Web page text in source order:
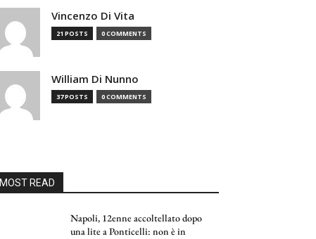
Vincenzo Di Vita
21 POSTS 0 COMMENTS
William Di Nunno
37 POSTS 0 COMMENTS
MOST READ
Napoli, 12enne accoltellato dopo
una lite a Ponticelli: non è in